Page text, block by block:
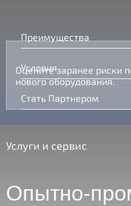
Оцените заранее риски
нового оборудования.
Услуги и сервис
Опытно-
Преимущества
Условия
Стать Партнером